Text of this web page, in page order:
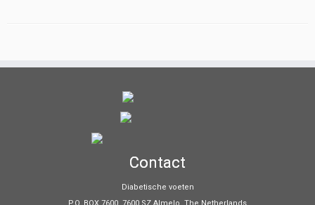
Contact
Diabetische voeten
P.O. BOX 7600, 7600 SZ Almelo, The Netherlands